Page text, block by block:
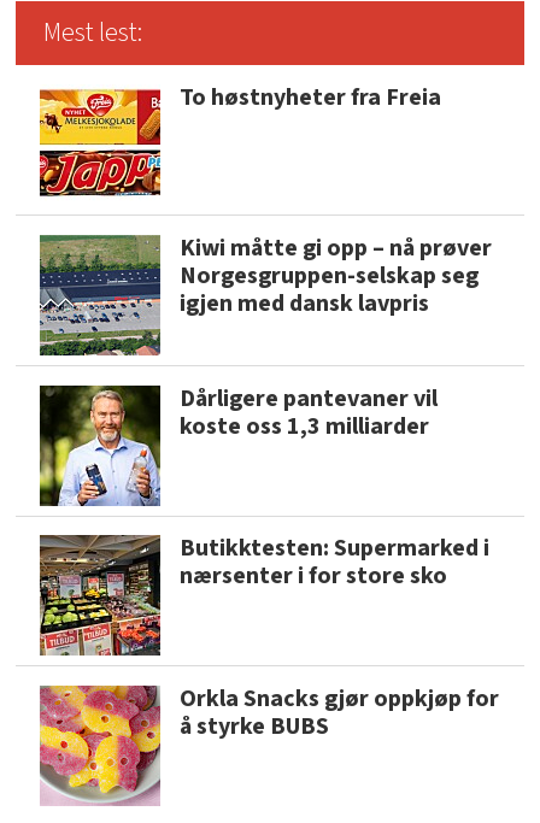
Mest lest:
To høstnyheter fra Freia
Kiwi måtte gi opp – nå prøver
Norgesgruppen-selskap seg
igjen med dansk lavpris
Dårligere pantevaner vil
koste oss 1,3 milliarder
Butikktesten: Supermarked i
nærsenter i for store sko
Orkla Snacks gjør oppkjøp for
å styrke BUBS